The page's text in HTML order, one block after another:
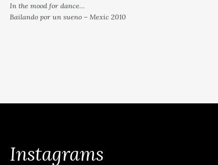
In the mood for dance…
Bailando por un sueno – Mexic 2010
Instagrams